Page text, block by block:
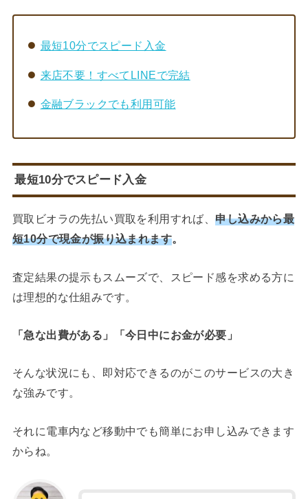
最短10分でスピード入金
来店不要！すべてLINEで完結
金融ブラックでも利用可能
最短10分でスピード入金
買取ビオラの先払い買取を利用すれば、申し込みから最
短10分で現金が振り込まれます。
査定結果の提示もスムーズで、スピード感を求める方に
は理想的な仕組みです。
「急な出費がある」「今日中にお金が必要」
そんな状況にも、即対応できるのがこのサービスの大き
な強みです。
それに電車内など移動中でも簡単にお申し込みできます
からね。